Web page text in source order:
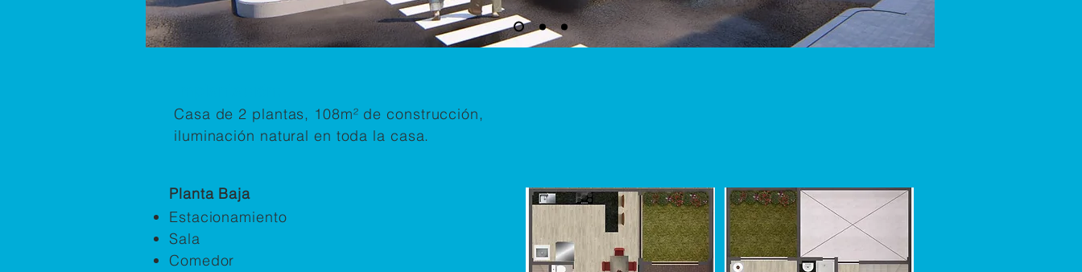
Casa de 2 plantas, 108m² de construcción,
iluminación natural en toda la casa.
Planta Baja
Estacionamiento
Sala
Comedor